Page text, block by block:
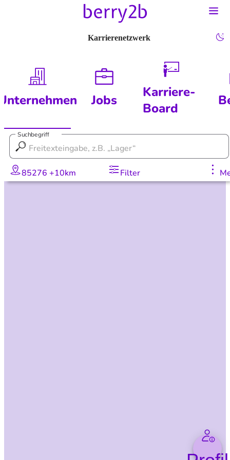
Karrierenetzwerk
Jobs
Karriere-
Board
Suchbegriff
85276 +10km Filter